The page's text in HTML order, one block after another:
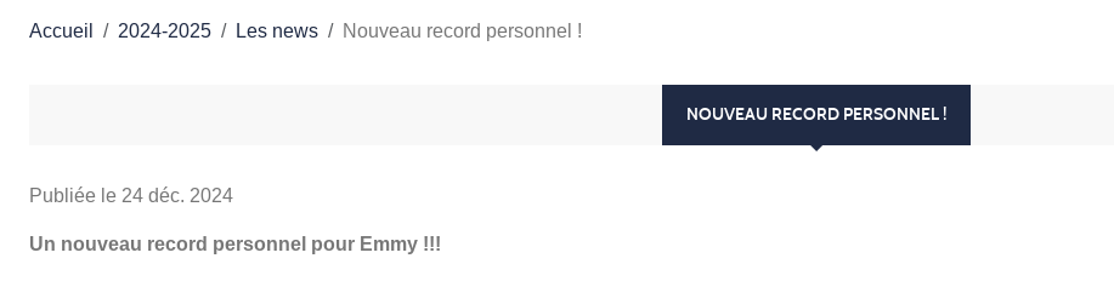
Accueil 2024-2025 Les news Nouveau record personnel !
NOUVEAU RECORD PERSONNEL !
Publiée le 24 déc. 2024
Un nouveau record personnel pour Emmy !!!